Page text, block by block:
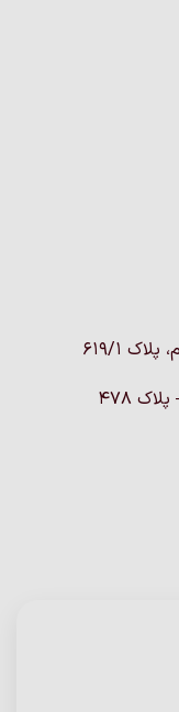
619/1
۴۷۸